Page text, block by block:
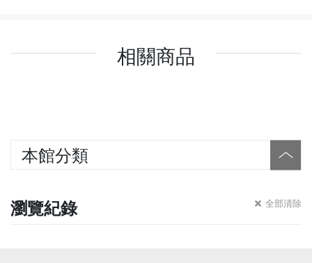
本館分類
瀏覽紀錄 全部清除
相關商品